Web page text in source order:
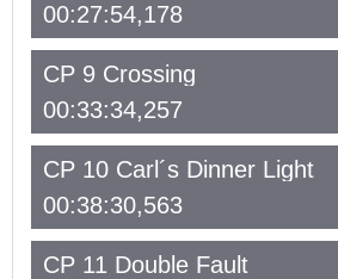
00:27:54,178
CP 9 Crossing
00:33:34,257
CP 10 Carl´s Dinner Light
00:38:30,563
CP 11 Double Fault